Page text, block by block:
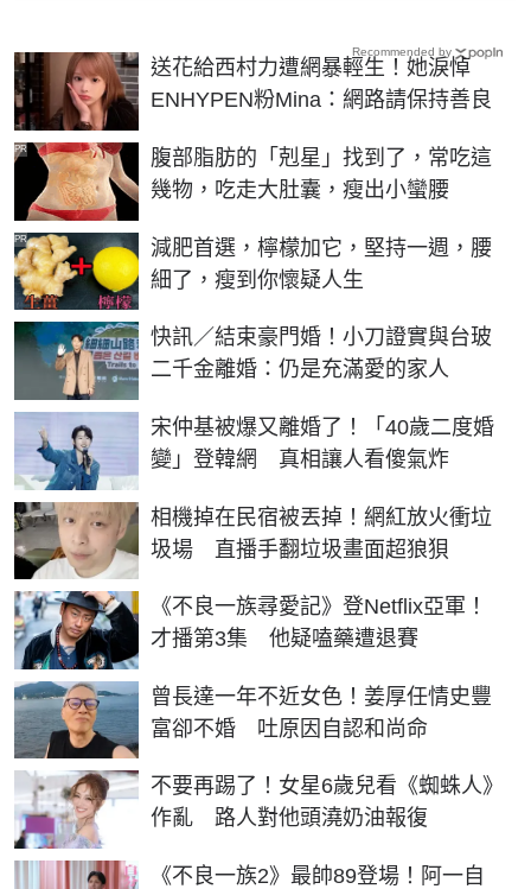
送花給西村力遭網暴輕生！她淚悼
ENHYPEN粉Mina：網路請保持善良
腹部脂肪的「剋星」找到了，常吃這
幾物，吃走大肚囊，瘦出小蠻腰
PR
減肥首選，檸檬加它，堅持一週，腰
細了，瘦到你懷疑人生
PR
快訊／結束豪門婚！小刀證實與台玻
二千金離婚：仍是充滿愛的家人
宋仲基被爆又離婚了！「40歲二度婚
變」登韓網 真相讓人看傻氣炸
相機掉在民宿被丟掉！網紅放火衝垃
圾場 直播手翻垃圾畫面超狼狽
《不良一族尋愛記》登Netflix亞軍！
才播第3集 他疑嗑藥遭退賽
曾長達一年不近女色！姜厚任情史豐
富卻不婚 吐原因自認和尚命
不要再踢了！女星6歲兒看《蜘蛛人》
作亂 路人對他頭澆奶油報復
《不良一族2》最帥89登場！阿一自
Recommended by